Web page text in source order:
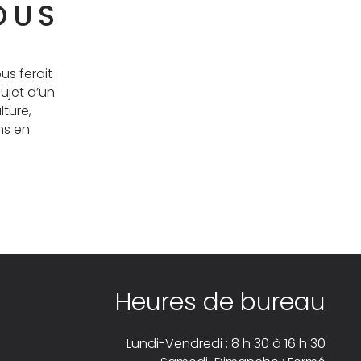
ferait
d’un
en
Heures de bureau
Lundi-Vendredi : 8 h 30 à 16 h 30